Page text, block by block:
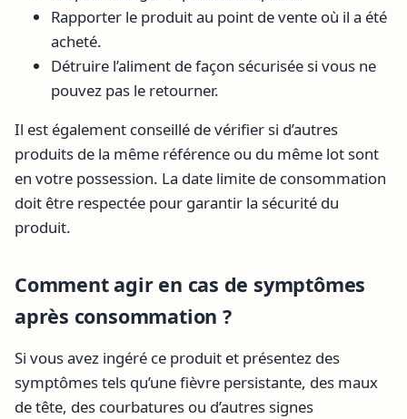
Rapporter le produit au point de vente où il a été
acheté.
Détruire l’aliment de façon sécurisée si vous ne
pouvez pas le retourner.
Il est également conseillé de vérifier si d’autres
produits de la même référence ou du même lot sont
en votre possession. La date limite de consommation
doit être respectée pour garantir la sécurité du
produit.
Comment agir en cas de symptômes
après consommation ?
Si vous avez ingéré ce produit et présentez des
symptômes tels qu’une fièvre persistante, des maux
de tête, des courbatures ou d’autres signes